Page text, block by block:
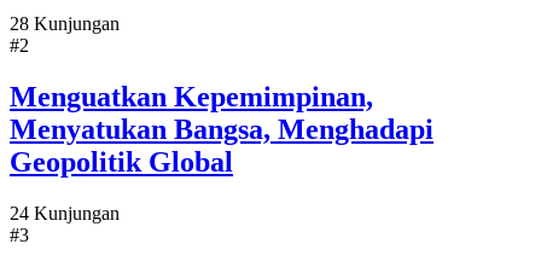
28 Kunjungan
#2
Menguatkan Kepemimpinan,
Menyatukan Bangsa, Menghadapi
Geopolitik Global
24 Kunjungan
#3